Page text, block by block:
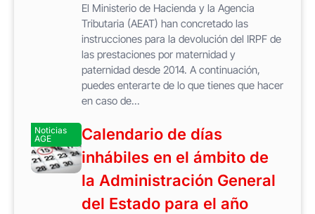
El Ministerio de Hacienda y la Agencia
Tributaria (AEAT) han concretado las
instrucciones para la devolución del IRPF de
las prestaciones por maternidad y
paternidad desde 2014. A continuación,
puedes enterarte de lo que tienes que hacer
en caso de...
Noticias
AGE
Calendario de días
inhábiles en el ámbito de
la Administración General
del Estado para el año